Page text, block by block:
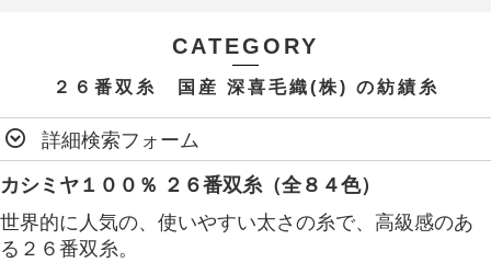
CATEGORY
２６番双糸 国産 深喜毛織(株) の紡績糸
詳細検索フォーム
カシミヤ１００％ ２６番双糸（全８４色）
世界的に人気の、使いやすい太さの糸で、高級感のあ
る２６番双糸。